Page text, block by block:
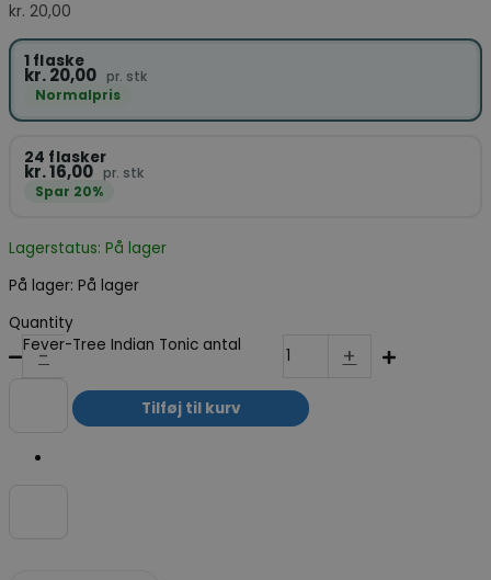
kr. 20,00
1 flaske
kr. 20,00 pr. stk
Normalpris
24 flasker
kr. 16,00 pr. stk
Spar 20%
Lagerstatus: På lager
På lager: På lager
Quantity
-
Fever-Tree Indian Tonic antal +
Tilføj til kurv